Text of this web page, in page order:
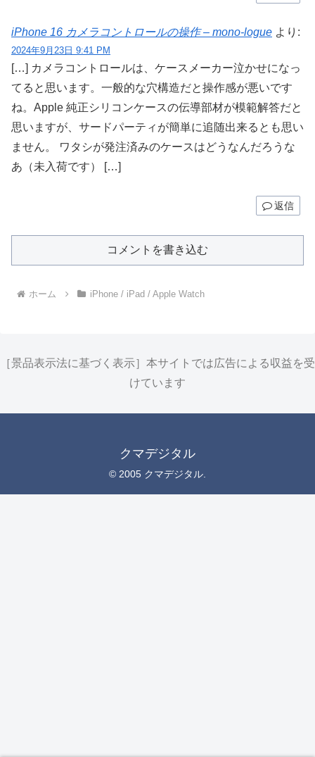
iPhone 16 カメラコントロールの操作 – mono-logue より:
2024年9月23日 9:41 PM
[…] カメラコントロールは、ケースメーカー泣かせになっ
てると思います。一般的な穴構造だと操作感が悪いです
ね。Apple 純正シリコンケースの伝導部材が模範解答だと
思いますが、サードパーティが簡単に追随出来るとも思い
ません。 ワタシが発注済みのケースはどうなんだろうな
あ（未入荷です） […]
返信
コメントを書き込む
ホーム iPhone / iPad / Apple Watch
［景品表示法に基づく表示］本サイトでは広告による収益を受
けています
クマデジタル
© 2005 クマデジタル.